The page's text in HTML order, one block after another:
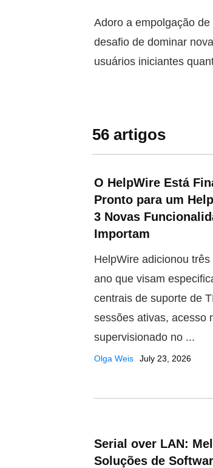
Adoro a empolgação
desafio de dominar
usuários iniciantes
56 artigos
O HelpWire Está
Pronto para um
3 Novas
Importam
HelpWire adicionou
ano que visam
centrais de suporte de
sessões ativas, acesso
supervisionado no ...
Olga Weis July 23, 2026
Serial over LAN:
Soluções de